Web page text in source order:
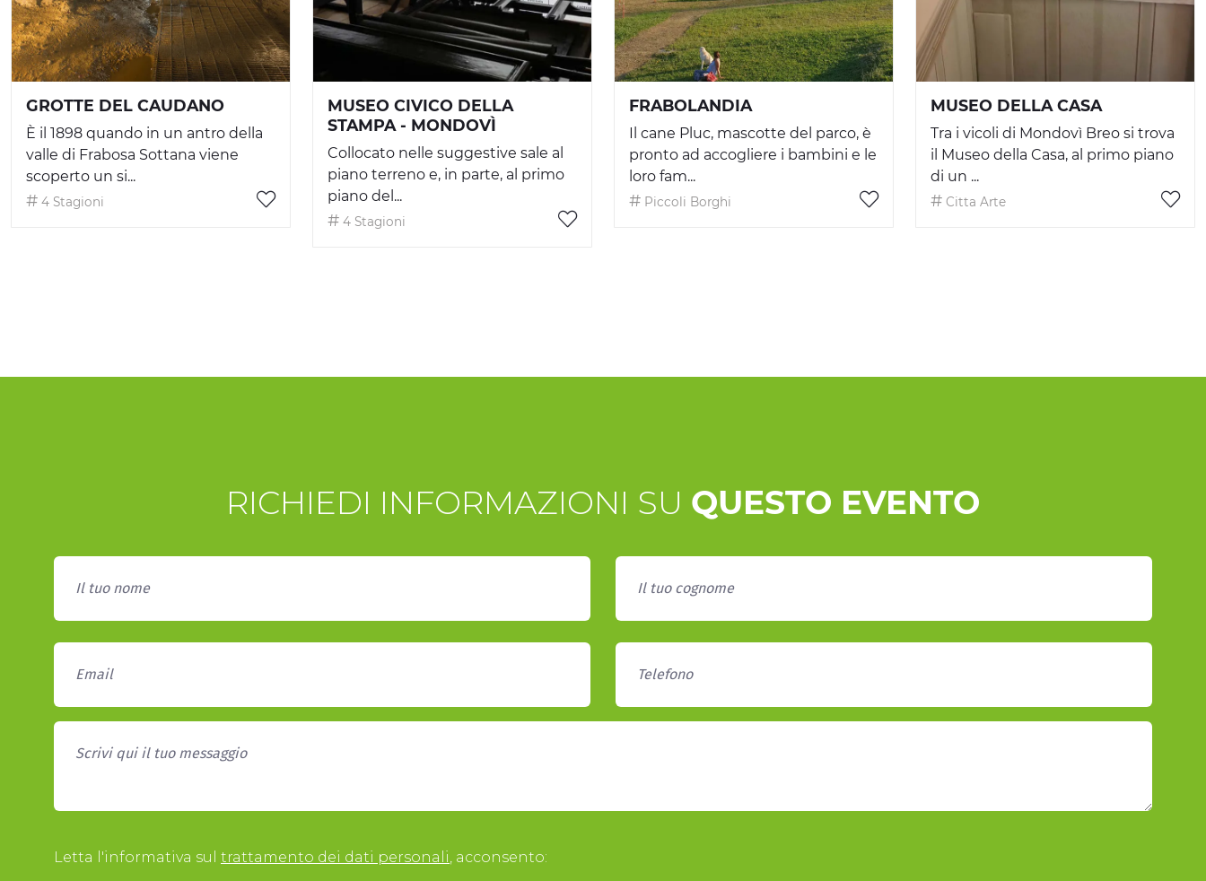
GROTTE DEL CAUDANO
È il 1898 quando in un antro della
valle di Frabosa Sottana viene
scoperto un si...
4 Stagioni
MUSEO CIVICO DELLA
STAMPA - MONDOVÌ
Collocato nelle suggestive sale al
piano terreno e, in parte, al primo
piano del...
4 Stagioni
FRABOLANDIA
Il cane Pluc, mascotte del parco, è
pronto ad accogliere i bambini e le
loro fam...
Piccoli Borghi
MUSEO DELLA CASA
Tra i vicoli di Mondovì Breo si trova
il Museo della Casa, al primo piano
di un ...
Citta Arte
RICHIEDI INFORMAZIONI SU QUESTO EVENTO
Letta l'informativa sul trattamento dei dati personali, acconsento: